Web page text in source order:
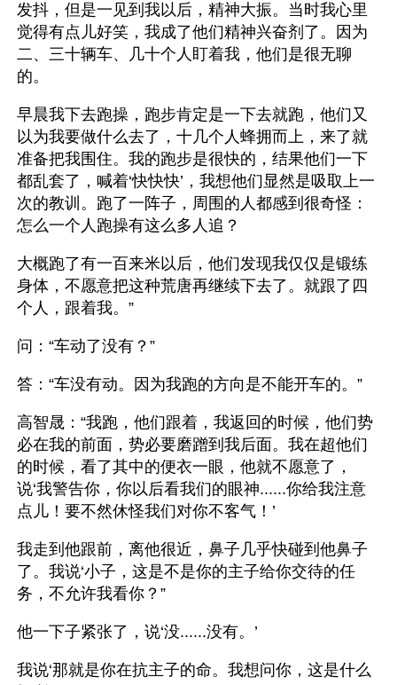
发抖，但是一见到我以后，精神大振。当时我心里
觉得有点儿好笑，我成了他们精神兴奋剂了。因为
二、三十辆车、几十个人盯着我，他们是很无聊
的。
早晨我下去跑操，跑步肯定是一下去就跑，他们又
以为我要做什么去了，十几个人蜂拥而上，来了就
准备把我围住。我的跑步是很快的，结果他们一下
都乱套了，喊着‘快快快’，我想他们显然是吸取上一
次的教训。跑了一阵子，周围的人都感到很奇怪：
怎么一个人跑操有这么多人追？
大概跑了有一百来米以后，他们发现我仅仅是锻练
身体，不愿意把这种荒唐再继续下去了。就跟了四
个人，跟着我。”
问：“车动了没有？”
答：“车没有动。因为我跑的方向是不能开车的。”
高智晟：“我跑，他们跟着，我返回的时候，他们势
必在我的前面，势必要磨蹭到我后面。我在超他们
的时候，看了其中的便衣一眼，他就不愿意了，
说‘我警告你，你以后看我们的眼神......你给我注意
点儿！要不然休怪我们对你不客气！’
我走到他跟前，离他很近，鼻子几乎快碰到他鼻子
了。我说‘小子，这是不是你的主子给你交待的任
务，不允许我看你？”
他一下子紧张了，说‘没......没有。’
我说‘那就是你在抗主子的命。我想问你，这是什么